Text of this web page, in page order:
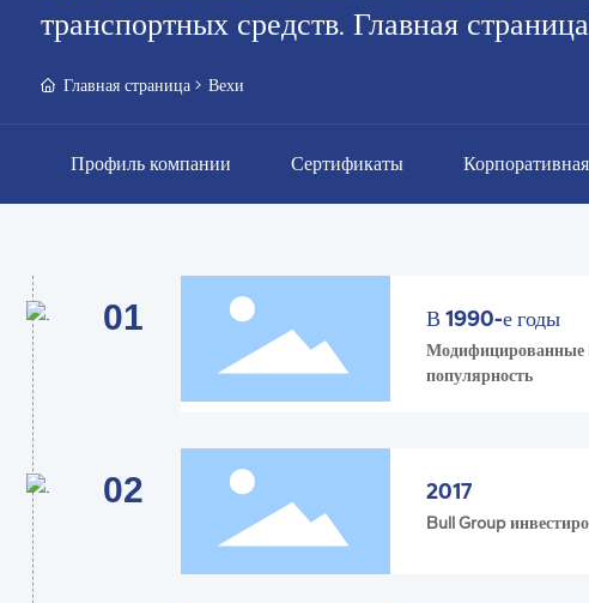
транспортных средств. Главная
Главная страница Вехи
Профиль компании Сертификаты
01 В 1990-е годы
Модифицированные
популярность
02 2017
Bull Group